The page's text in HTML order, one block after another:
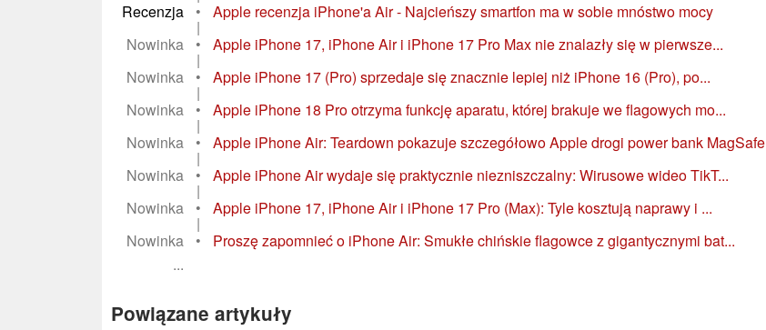
Recenzja
• Apple recenzja iPhone'a Air - Najcieńszy smartfon ma w sobie mnóstwo mocy
|
Nowinka
• Apple iPhone 17, iPhone Air i iPhone 17 Pro Max nie znalazły się w pierwsze...
|
Nowinka
• Apple iPhone 17 (Pro) sprzedaje się znacznie lepiej niż iPhone 16 (Pro), po...
|
Nowinka
• Apple iPhone 18 Pro otrzyma funkcję aparatu, której brakuje we flagowych mo...
|
Nowinka
• Apple iPhone Air: Teardown pokazuje szczegółowo Apple drogi power bank MagSafe
|
Nowinka
• Apple iPhone Air wydaje się praktycznie niezniszczalny: Wirusowe wideo TikT...
|
Nowinka
• Apple iPhone 17, iPhone Air i iPhone 17 Pro (Max): Tyle kosztują naprawy i ...
|
Nowinka
•
Proszę zapomnieć o iPhone Air: Smukłe chińskie flagowce z gigantycznymi bat...
...
Powiązane artykuły